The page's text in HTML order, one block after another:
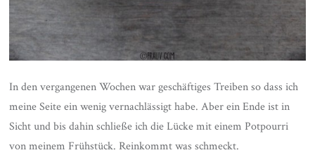
In den vergangenen Wochen war geschäftiges Treiben so dass ich
meine Seite ein wenig vernachlässigt habe. Aber ein Ende ist in
Sicht und bis dahin schließe ich die Lücke mit einem Potpourri
von meinem Frühstück. Reinkommt was schmeckt.